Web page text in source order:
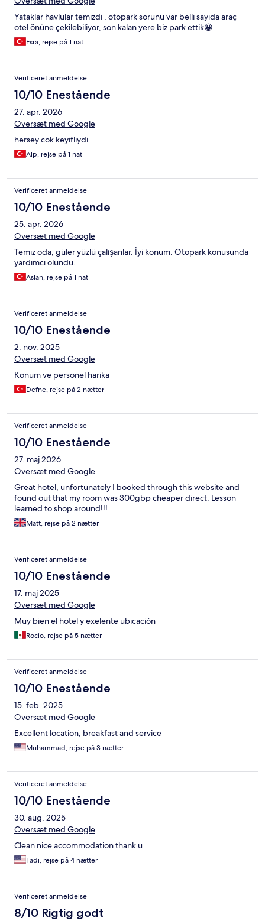
Yataklar havlular temizdi , otopark sorunu var belli sayıda araç
otel önüne çekilebiliyor, son kalan yere biz park ettik😀
Esra, rejse på 1 nat
Verificeret anmeldelse
10/10 Enestående
27. apr. 2026
Oversæt med Google
hersey cok keyifliydi
Alp, rejse på 1 nat
Verificeret anmeldelse
10/10 Enestående
25. apr. 2026
Oversæt med Google
Temiz oda, güler yüzlü çalışanlar. İyi konum. Otopark konusunda
yardımcı olundu.
Aslan, rejse på 1 nat
Verificeret anmeldelse
10/10 Enestående
2. nov. 2025
Oversæt med Google
Konum ve personel harika
Defne, rejse på 2 nætter
Verificeret anmeldelse
10/10 Enestående
27. maj 2026
Oversæt med Google
Great hotel, unfortunately I booked through this website and
found out that my room was 300gbp cheaper direct. Lesson
learned to shop around!!!
Matt, rejse på 2 nætter
Verificeret anmeldelse
10/10 Enestående
17. maj 2025
Oversæt med Google
Muy bien el hotel y exelente ubicación
Rocio, rejse på 5 nætter
Verificeret anmeldelse
10/10 Enestående
15. feb. 2025
Oversæt med Google
Excellent location, breakfast and service
Muhammad, rejse på 3 nætter
Verificeret anmeldelse
10/10 Enestående
30. aug. 2025
Oversæt med Google
Clean nice accommodation thank u
Fadi, rejse på 4 nætter
Verificeret anmeldelse
8/10 Rigtig godt